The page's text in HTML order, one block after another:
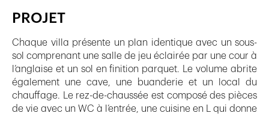
PROJET
Chaque villa présente un plan identique avec un sous-
sol comprenant une salle de jeu éclairée par une cour à
l’anglaise et un sol en finition parquet. Le volume abrite
également une cave, une buanderie et un local du
chauffage. Le rez-de-chaussée est composé des pièces
de vie avec un WC à l’entrée, une cuisine en L qui donne